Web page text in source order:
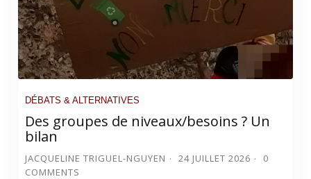
DÉBATS & ALTERNATIVES
Des groupes de niveaux/besoins ? Un
bilan
JACQUELINE TRIGUEL-NGUYEN 24 JUILLET 2026
0
COMMENTS